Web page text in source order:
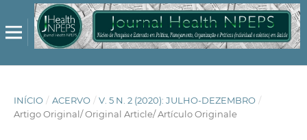
INÍCIO / ACERVO / V. 5 N. 2 (2020): JULHO-DEZEMBRO /
Artigo Original/ Original Article/ Artículo Originale